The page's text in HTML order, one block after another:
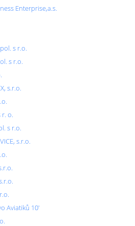
Enterprise,a.s.
s r.o.
s r.o.
s.r.o.
r. o.
s r.o.
s.r.o.
Aviatiků 10'